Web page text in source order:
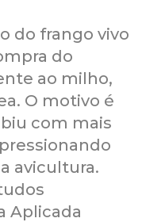
do frango vivo
do
ao milho,
O motivo é
com mais
avicultura.
Aplicada